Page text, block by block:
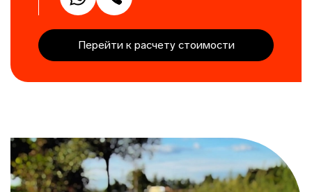
Перейти к расчету стоимости